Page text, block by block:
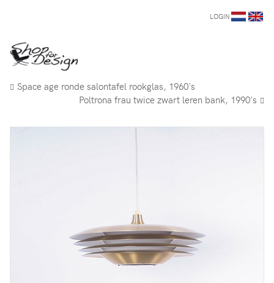
LOGIN
Space age ronde salontafel rookglas, 1960's
Poltrona frau twice zwart leren bank, 1990's